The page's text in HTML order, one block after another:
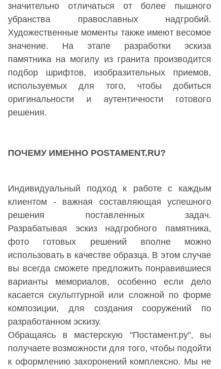
значительно отличаться от более пышного
убранства православных надгробий.
Художественные моменты также имеют весомое
значение. На этапе разработки эскиза
памятника на могилу из гранита производится
подбор шрифтов, изобразительных приемов,
используемых для того, чтобы добиться
оригинальности и аутентичности готового
решения.
ПОЧЕМУ ИМЕННО POSTAMENT.RU?
Индивидуальный подход к работе с каждым
клиентом - важная составляющая успешного
решения поставленных задач.
Разрабатывая эскиз надгробного памятника,
фото готовых решений вполне можно
использовать в качестве образца. В этом случае
вы всегда сможете предложить понравившиеся
варианты мемориалов, особенно если дело
касаетсяскульптурной или сложной по форме
композиции, для создания сооружений по
разработанном эскизу.
Обращаясь в мастерскую "Постамент.ру", вы
получаете возможности для того, чтобы подойти
к оформлению захоронений комплексно. Мы не